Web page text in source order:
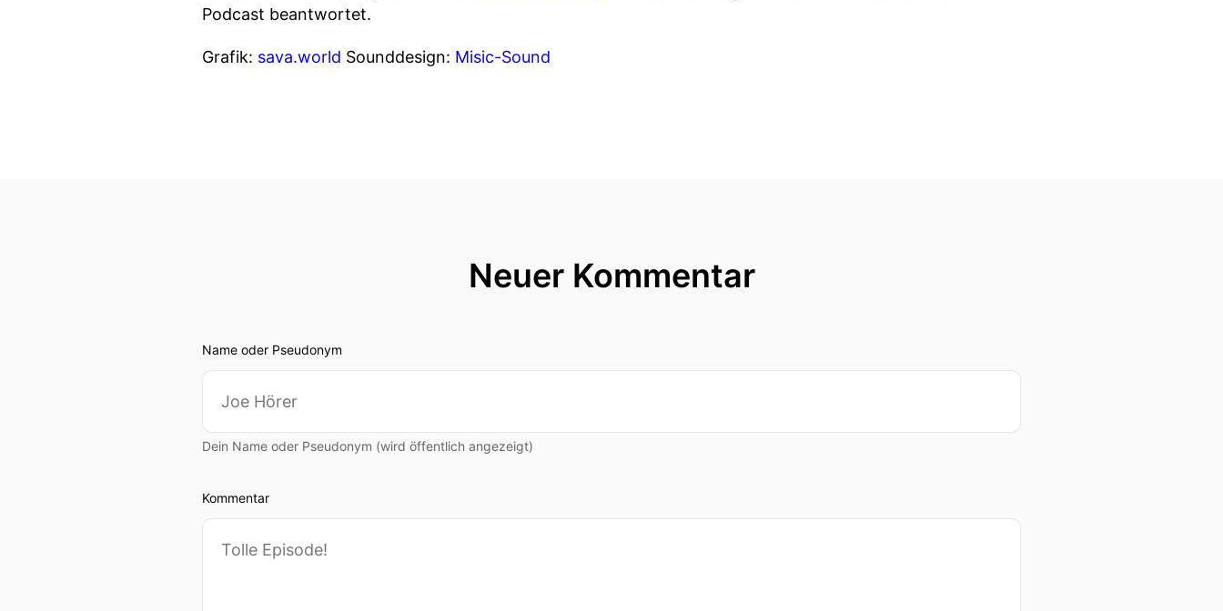
Podcast beantwortet.
Grafik: sava.world Sounddesign: Misic-Sound
Neuer Kommentar
Name oder Pseudonym
Dein Name oder Pseudonym (wird öffentlich angezeigt)
Kommentar